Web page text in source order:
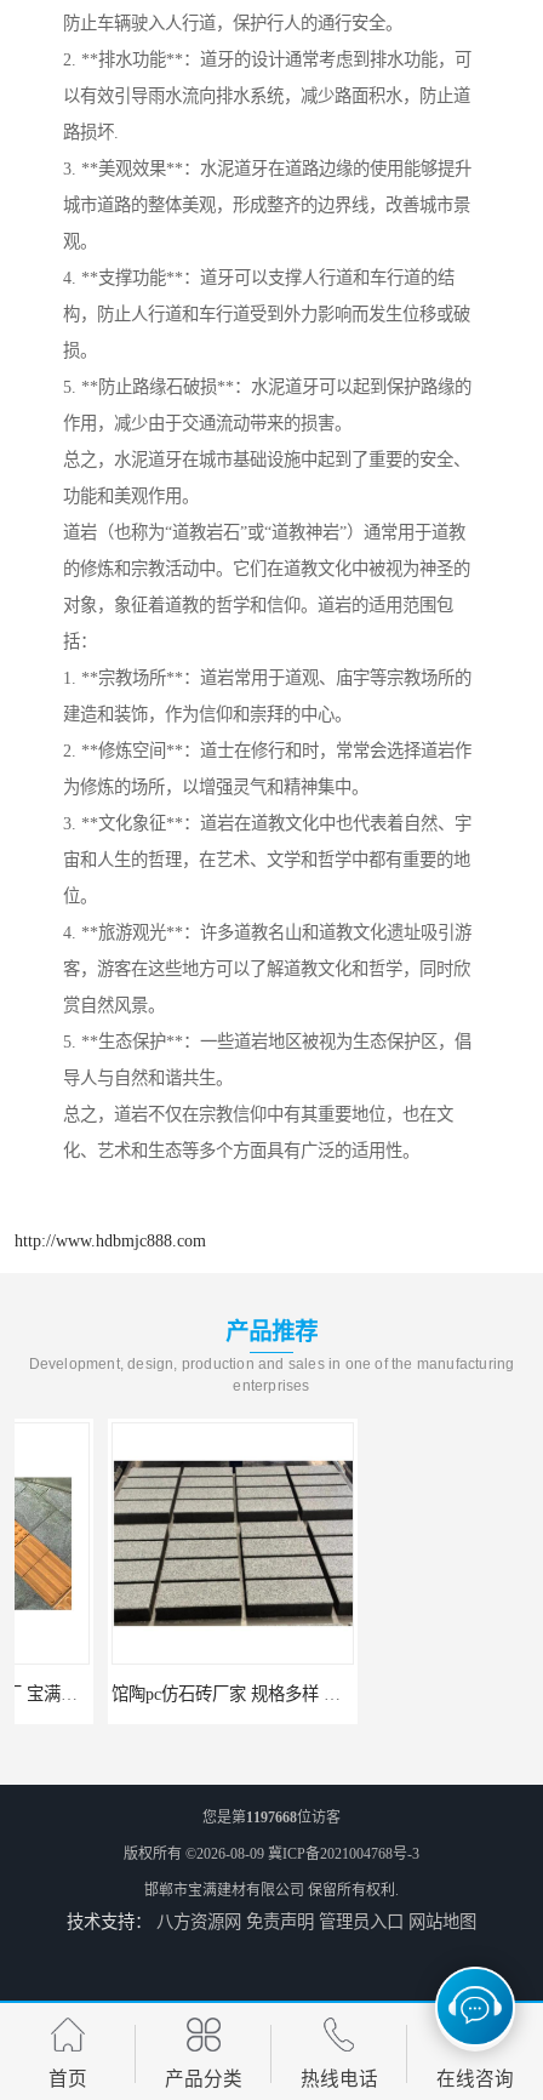
防止车辆驶入人行道，保护行人的通行安全。
2. **排水功能**：道牙的设计通常考虑到排水功能，可
以有效引导雨水流向排水系统，减少路面积水，防止道
路损坏.
3. **美观效果**：水泥道牙在道路边缘的使用能够提升
城市道路的整体美观，形成整齐的边界线，改善城市景
观。
4. **支撑功能**：道牙可以支撑人行道和车行道的结
构，防止人行道和车行道受到外力影响而发生位移或破
损。
5. **防止路缘石破损**：水泥道牙可以起到保护路缘的
作用，减少由于交通流动带来的损害。
总之，水泥道牙在城市基础设施中起到了重要的安全、
功能和美观作用。
道岩（也称为“道教岩石”或“道教神岩”）通常用于道教
的修炼和宗教活动中。它们在道教文化中被视为神圣的
对象，象征着道教的哲学和信仰。道岩的适用范围包
括：
1. **宗教场所**：道岩常用于道观、庙宇等宗教场所的
建造和装饰，作为信仰和崇拜的中心。
2. **修炼空间**：道士在修行和时，常常会选择道岩作
为修炼的场所，以增强灵气和精神集中。
3. **文化象征**：道岩在道教文化中也代表着自然、宇
宙和人生的哲理，在艺术、文学和哲学中都有重要的地
位。
4. **旅游观光**：许多道教名山和道教文化遗址吸引游
客，游客在这些地方可以了解道教文化和哲学，同时欣
赏自然风景。
5. **生态保护**：一些道岩地区被视为生态保护区，倡
导人与自然和谐共生。
总之，道岩不仅在宗教信仰中有其重要地位，也在文
化、艺术和生态等多个方面具有广泛的适用性。
http://www.hdbmjc888.com
产品推荐
Development, design, production and sales in one of the manufacturing
enterprises
馆陶pc仿石砖厂家 规格多样 宝满建材
上党仿石砖厂家 坚固耐用 宝满建材 冠县便道砖厂家 宝满建材
您是第1197668位访客
版权所有 ©2026-08-09 冀ICP备2021004768号-3
邯郸市宝满建材有限公司 保留所有权利.
技术支持： 八方资源网 免责声明 管理员入口 网站地图
首页 产品分类 热线电话 在线咨询